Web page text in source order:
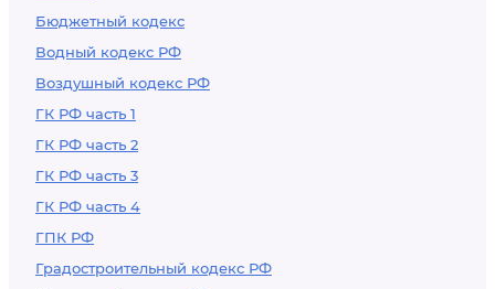
Бюджетный кодекс
Водный кодекс РФ
Воздушный кодекс РФ
ГК РФ часть 1
ГК РФ часть 2
ГК РФ часть 3
ГК РФ часть 4
ГПК РФ
Градостроительный кодекс РФ